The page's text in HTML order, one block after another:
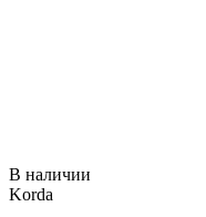
В наличии
Korda